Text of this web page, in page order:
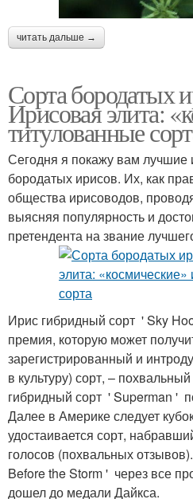
читать дальше →
Сорта бородатых
Ирисовая элита:
титулованные
Сегодня я покажу вам лучшие
бородатых ирисов. Их, как
общества ирисоводов,
выясняя популярность и
претендента на звание
Ирис гибридный сорт ' Sky
премия, которую может
зарегистрированный и
в культуру) сорт, –
гибридный сорт ' Superman '
Далее в Америке следует
удостаивается сорт,
голосов (похвальных
Before the Storm ' через все
дошел до медали Дайкса.